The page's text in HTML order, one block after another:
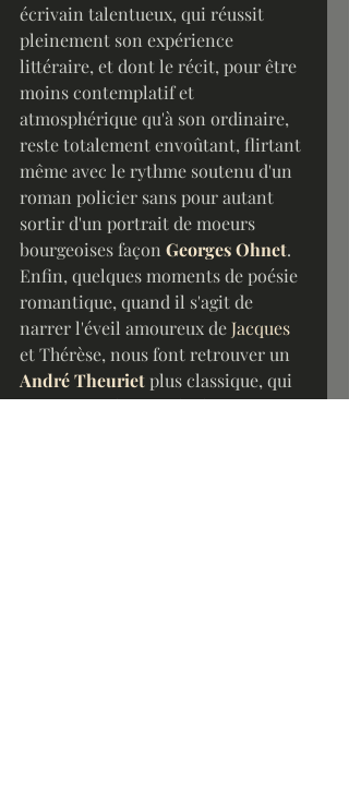
écrivain talentueux, qui réussit
pleinement son expérience
littéraire, et dont le récit, pour être
moins contemplatif et
atmosphérique qu'à son ordinaire,
reste totalement envoûtant, flirtant
même avec le rythme soutenu d'un
roman policier sans pour autant
sortir d'un portrait de moeurs
bourgeoises façon Georges Ohnet.
Enfin, quelques moments de poésie
romantique, quand il s'agit de
narrer l'éveil amoureux de Jacques
et Thérèse, nous font retrouver un
André Theuriet plus classique, qui
ne peut se résoudre à rédiger un